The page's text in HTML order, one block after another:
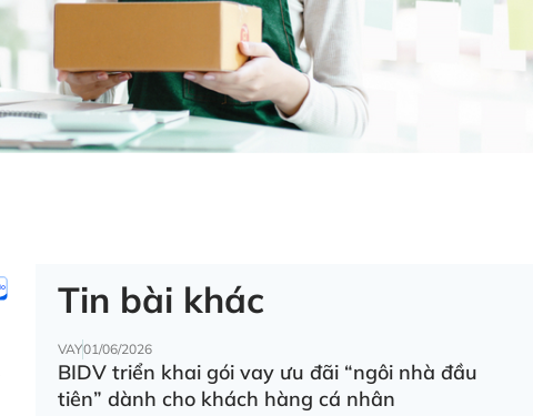
Tin bài khác
VAY01/06/2026
BIDV triển khai gói vay ưu đãi “ngôi nhà đầu
tiên” dành cho khách hàng cá nhân